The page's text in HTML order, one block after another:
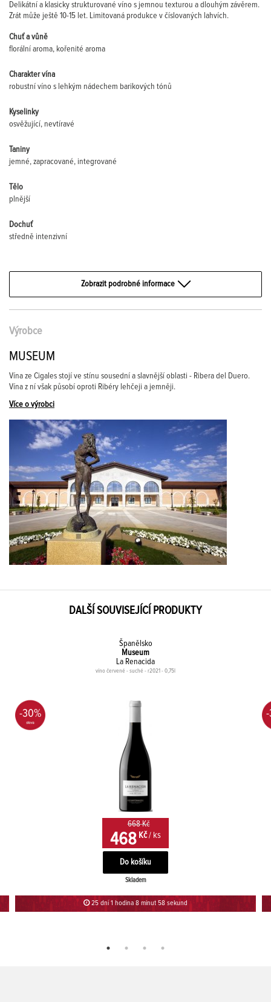
Delikátní a klasicky strukturované víno s jemnou texturou a dlouhým závěrem.
Zrát může ještě 10-15 let. Limitovaná produkce v číslovaných lahvích.
Chuť a vůně
florální aroma, kořenité aroma
Charakter vína
robustní víno s lehkým nádechem barikových tónů
Kyselinky
osvěžující, nevtíravé
Taniny
jemné, zapracované, integrované
Tělo
plnější
Dochuť
středně intenzivní
Zobrazit podrobné informace
Výrobce
MUSEUM
Vína ze Cigales stojí ve stínu sousední a slavnější oblasti - Ribera del Duero.
Vína z ní však působí oproti Ribéry lehčeji a jemněji.
Více o výrobci
DALŠÍ SOUVISEJÍCÍ PRODUKTY
Španělsko
Museum
La Renacida
víno červené - suché - r2021 - 0,75l
-30%
668 Kč
468 Kč / ks
Skladem
25 dní 1 hodina 8 minut 58 sekund